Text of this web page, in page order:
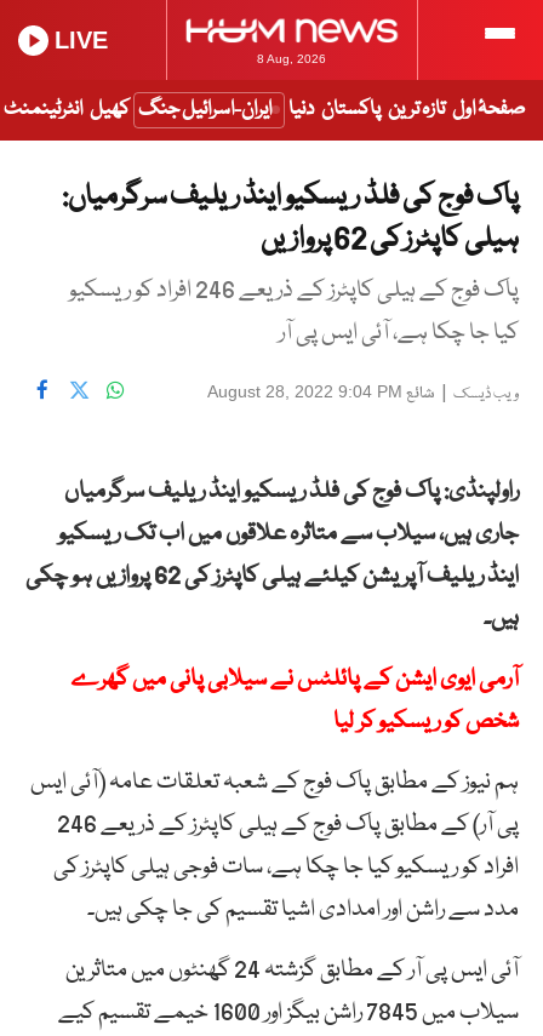
8 Aug, 2026
LIVE
صفحۂ اول تازہ ترین پاکستان دنیا ایران-اسرائیل جنگ کھیل انٹرٹینمنٹ
پاک فوج کی فلڈ ریسکیو اینڈ ریلیف سرگرمیاں:
ہیلی کاپٹرز کی 62 پروازیں
پاک فوج کے ہیلی کاپٹرز کے ذریعے 246 افراد کو ریسکیو
کیا جا چکا ہے، آئی ایس پی آر
ویب ڈیسک | شائع August 28, 2022 9:04 PM
راولپنڈی: پاک فوج کی فلڈ ریسکیو اینڈ ریلیف سرگرمیاں
جاری ہیں، سیلاب سے متاثرہ علاقوں میں اب تک ریسکیو
اینڈ ریلیف آپریشن کیلئے ہیلی کاپٹرز کی 62 پروازیں ہو چکی
ہیں۔
آرمی ایوی ایشن کے پائلٹس نے سیلابی پانی میں گھرے
شخص کو ریسکیو کر لیا
ہم نیوز کے مطابق پاک فوج کے شعبہ تعلقات عامہ (آئی ایس
پی آر) کے مطابق پاک فوج کے ہیلی کاپٹرز کے ذریعے 246
افراد کو ریسکیو کیا جا چکا ہے، سات فوجی ہیلی کاپٹرز کی
مدد سے راشن اور امدادی اشیا تقسیم کی جا چکی ہیں۔
آئی ایس پی آر کے مطابق گزشتہ 24 گھنٹوں میں متاثرین
سیلاب میں 7845 راشن بیگز اور 1600 خیمے تقسیم کیے